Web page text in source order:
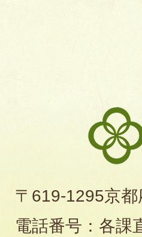
和
束
役
場
〒619-1295京
電話番号：各課